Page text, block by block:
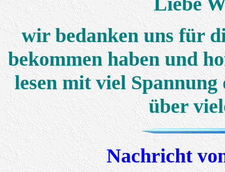
wir bedanken uns für
bekommen haben und
lesen mit viel
über
Nachricht